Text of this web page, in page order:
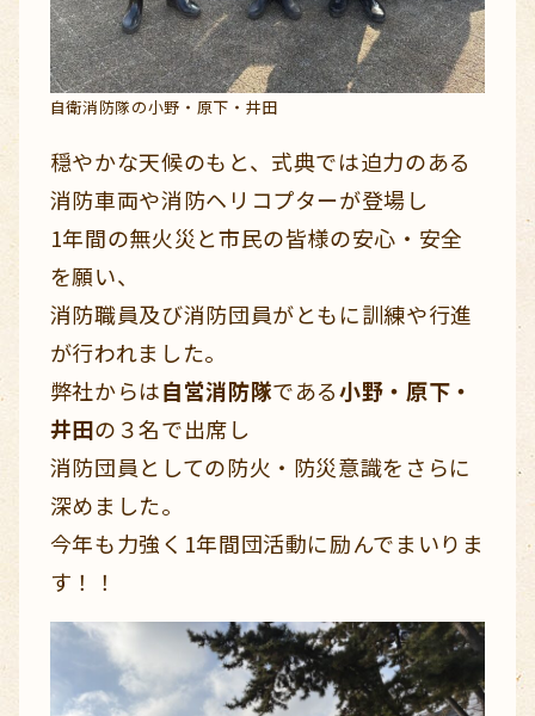
自衛消防隊の小野・原下・井田
穏やかな天候のもと、式典では迫力のある
消防車両や消防ヘリコプターが登場し
1年間の無火災と市民の皆様の安心・安全
を願い、
消防職員及び消防団員がともに訓練や行進
が行われました。
弊社からは自営消防隊である小野・原下・
井田の３名で出席し
消防団員としての防火・防災意識をさらに
深めました。
今年も力強く1年間団活動に励んでまいりま
す！！